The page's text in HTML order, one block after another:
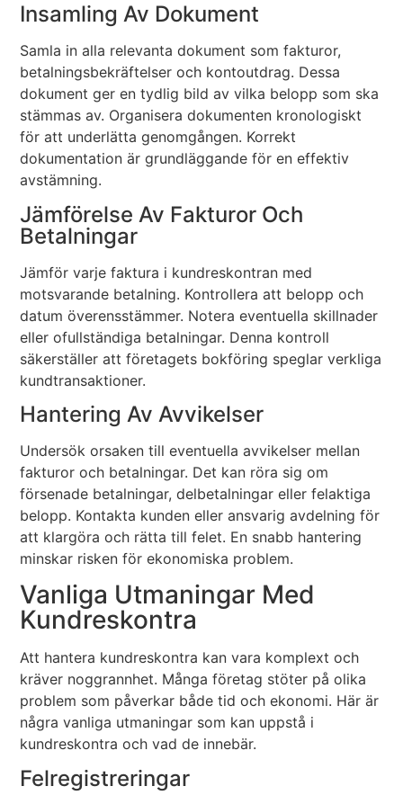
Insamling Av Dokument
Samla in alla relevanta dokument som fakturor,
betalningsbekräftelser och kontoutdrag. Dessa
dokument ger en tydlig bild av vilka belopp som ska
stämmas av. Organisera dokumenten kronologiskt
för att underlätta genomgången. Korrekt
dokumentation är grundläggande för en effektiv
avstämning.
Jämförelse Av Fakturor Och
Betalningar
Jämför varje faktura i kundreskontran med
motsvarande betalning. Kontrollera att belopp och
datum överensstämmer. Notera eventuella skillnader
eller ofullständiga betalningar. Denna kontroll
säkerställer att företagets bokföring speglar verkliga
kundtransaktioner.
Hantering Av Avvikelser
Undersök orsaken till eventuella avvikelser mellan
fakturor och betalningar. Det kan röra sig om
försenade betalningar, delbetalningar eller felaktiga
belopp. Kontakta kunden eller ansvarig avdelning för
att klargöra och rätta till felet. En snabb hantering
minskar risken för ekonomiska problem.
Vanliga Utmaningar Med
Kundreskontra
Att hantera kundreskontra kan vara komplext och
kräver noggrannhet. Många företag stöter på olika
problem som påverkar både tid och ekonomi. Här är
några vanliga utmaningar som kan uppstå i
kundreskontra och vad de innebär.
Felregistreringar